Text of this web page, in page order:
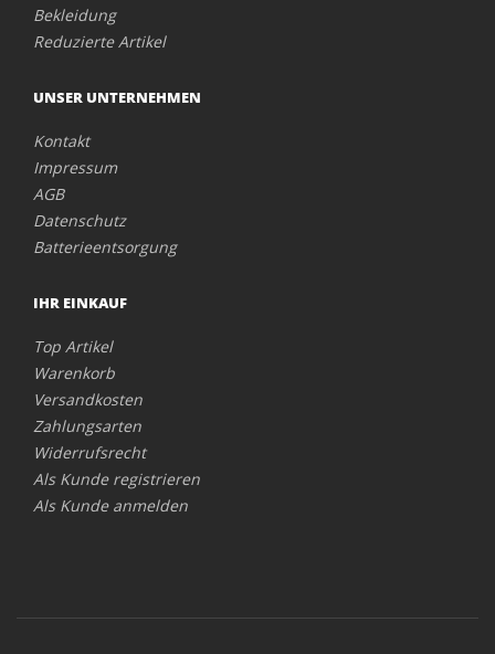
Bekleidung
Reduzierte Artikel
UNSER UNTERNEHMEN
Kontakt
Impressum
AGB
Datenschutz
Batterieentsorgung
IHR EINKAUF
Top Artikel
Warenkorb
Versandkosten
Zahlungsarten
Widerrufsrecht
Als Kunde registrieren
Als Kunde anmelden